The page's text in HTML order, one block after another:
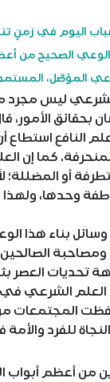
اليوم في زمنٍ
الصحيح من
المؤصَّل،
ليس مجرد
النافع
كما إن
أو
وحدها،
بناء هذا
ومصاحبة
تحديات العصر
الشرعي في
المجتمعات
للفرد والأمة
من أعظم أبواب